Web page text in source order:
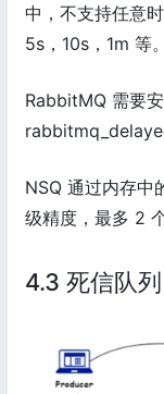
中，不支持任意
5s，10s，1m 等。
RabbitMQ 需要
NSQ 通过内存中
级精度，最多 2
4.3 死信队列